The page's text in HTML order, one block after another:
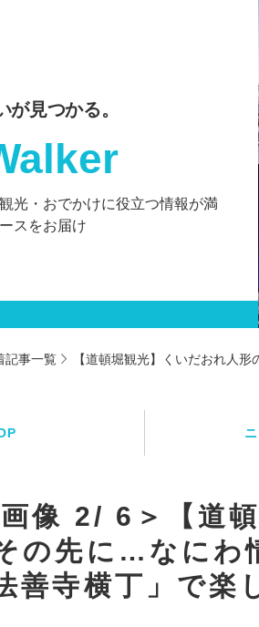
が見つかる。
光・おでかけに役立つ情報が満
スをお届け
記事一覧
【道頓堀観光】くいだおれ人
像 2/ 6＞【道
の先に…なにわ
善寺横丁」で